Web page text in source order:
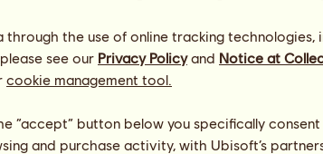
Sturmi
Vor 21 Stunden
the use of online tracking technologies,
see our Privacy Policyand Notice at
cookie management tool.
“accept” button below you specifically
and purchase activity, with Ubisoft’s